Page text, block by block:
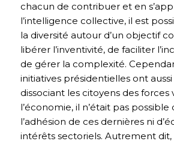
chacun de contribuer et en
l’intelligence collective, il est
la diversité autour d’un objectif
libérer l’inventivité, de faciliter
de gérer la complexité.
initiatives présidentielles ont
dissociant les citoyens des forces
l’économie, il n’était pas
l’adhésion de ces dernières ni
intérêts sectoriels. Autrement